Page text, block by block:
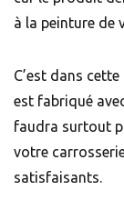
à la peinture de
C’est dans
est fabriqué
faudra surtout
votre
satisfaisants.